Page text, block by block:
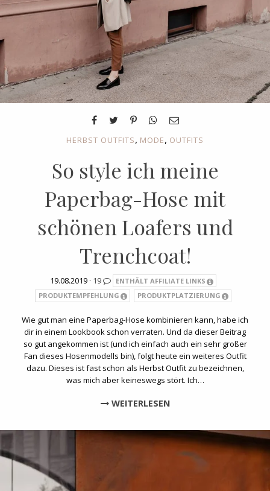
HERBST OUTFITS, MODE, OUTFITS
So style ich meine
Paperbag-Hose mit
schönen Loafers und
Trenchcoat!
19.08.2019 · 19
ENTHÄLT AFFILIATE LINKS
PRODUKTEMPFEHLUNG
PRODUKTPLATZIERUNG
Wie gut man eine Paperbag-Hose kombinieren kann, habe ich
dir in einem Lookbook schon verraten. Und da dieser Beitrag
so gut angekommen ist (und ich einfach auch ein sehr großer
Fan dieses Hosenmodells bin), folgt heute ein weiteres Outfit
dazu. Dieses ist fast schon als Herbst Outfit zu bezeichnen,
was mich aber keineswegs stört. Ich…
WEITERLESEN